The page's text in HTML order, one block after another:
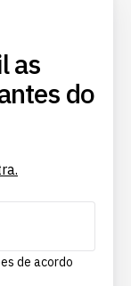
as
do
de acordo